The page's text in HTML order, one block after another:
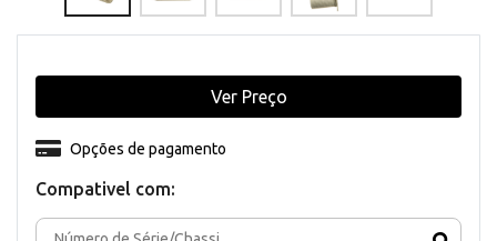
Compativel com:
Opções de pagamento
Ver Preço